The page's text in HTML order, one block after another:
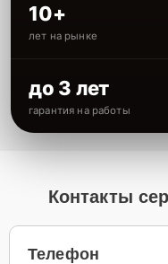
10+
лет на рынке
до 3 лет
гарантия на работы
Контакты
Телефон